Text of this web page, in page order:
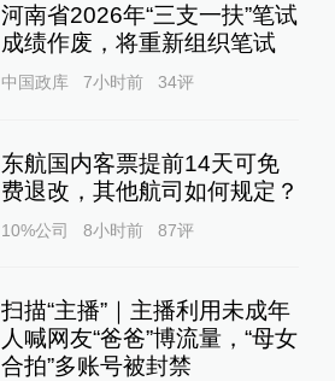
河南省2026年“三支一扶”笔试
成绩作废，将重新组织笔试
中国政库 7小时前 34评
东航国内客票提前14天可免
费退改，其他航司如何规定？
10%公司 8小时前 87评
扫描“主播”｜主播利用未成年
人喊网友“爸爸”博流量，“母女
合拍”多账号被封禁